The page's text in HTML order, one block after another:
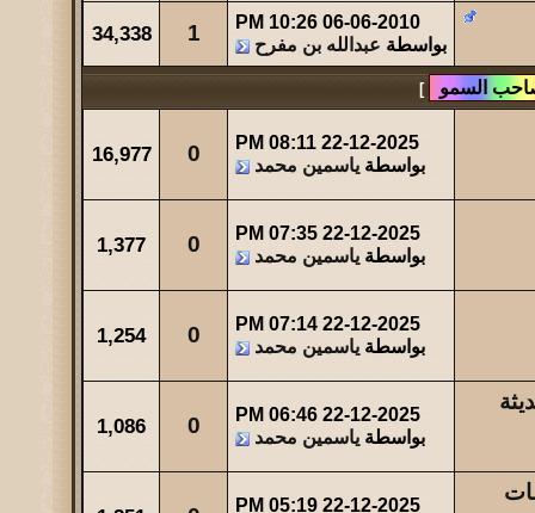
مشاركات المشاهدات آخر مشاركة
34424 آخر رد:
مشاركات المشاهدات آخر مشاركة
43973 آخر رد:
06-06-2010
10:26 PM
بواسطة عبدالله بن مفرح 1
34,338
]
22-12-2025
08:11 PM
بواسطة ياسمين محمد 0
16,977
22-12-2025
07:35 PM
بواسطة ياسمين محمد 0
1,377
22-12-2025
07:14 PM
بواسطة ياسمين محمد 0
1,254
22-12-2025
06:46 PM
بواسطة ياسمين محمد 0
1,086
22-12-2025
05:19 PM